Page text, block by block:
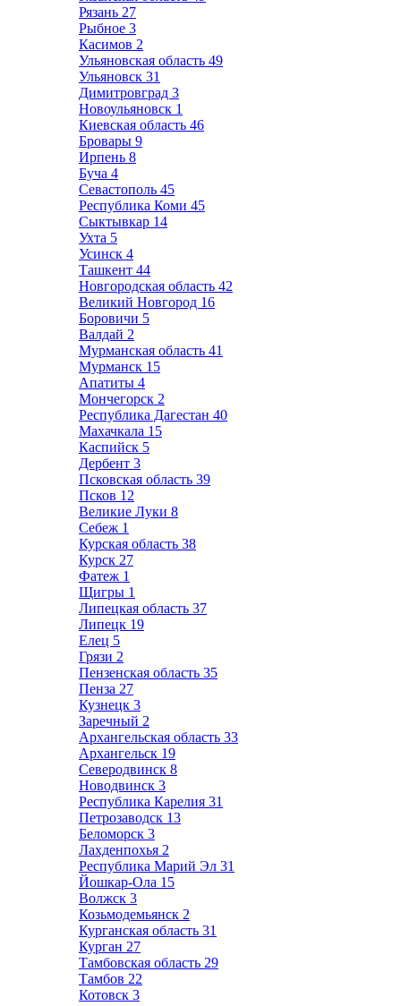
Рязань 27
Рыбное 3
Касимов 2
Ульяновская область 49
Ульяновск 31
Димитровград 3
Новоульяновск 1
Киевская область 46
Бровары 9
Ирпень 8
Буча 4
Севастополь 45
Республика Коми 45
Сыктывкар 14
Ухта 5
Усинск 4
Ташкент 44
Новгородская область 42
Великий Новгород 16
Боровичи 5
Валдай 2
Мурманская область 41
Мурманск 15
Апатиты 4
Мончегорск 2
Республика Дагестан 40
Махачкала 15
Каспийск 5
Дербент 3
Псковская область 39
Псков 12
Великие Луки 8
Себеж 1
Курская область 38
Курск 27
Фатеж 1
Щигры 1
Липецкая область 37
Липецк 19
Елец 5
Грязи 2
Пензенская область 35
Пенза 27
Кузнецк 3
Заречный 2
Архангельская область 33
Архангельск 19
Северодвинск 8
Новодвинск 3
Республика Карелия 31
Петрозаводск 13
Беломорск 3
Лахденпохья 2
Республика Марий Эл 31
Йошкар-Ола 15
Волжск 3
Козьмодемьянск 2
Курганская область 31
Курган 27
Тамбовская область 29
Тамбов 22
Котовск 3